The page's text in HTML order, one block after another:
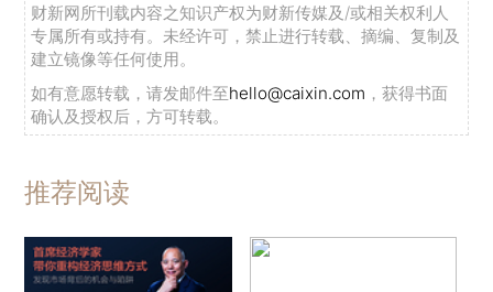
财新网所刊载内容之知识产权为财新传媒及/或相关权利人
专属所有或持有。未经许可，禁止进行转载、摘编、复制及
建立镜像等任何使用。
如有意愿转载，请发邮件至hello@caixin.com ，获得书面
确认及授权后，方可转载。
推荐阅读